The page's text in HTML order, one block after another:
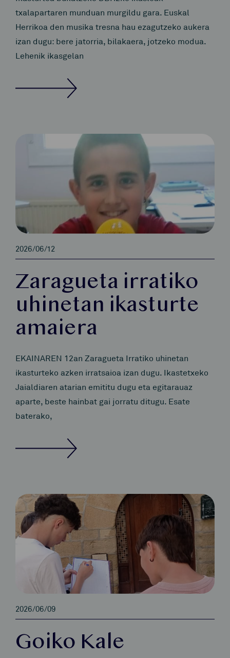
txalapartaren munduan murgildu gara. Euskal
Herrikoa den musika tresna hau ezagutzeko aukera
izan dugu: bere jatorria, bilakaera, jotzeko modua.
Lehenik ikasgelan
2026/06/12
Zaragueta irratiko
uhinetan ikasturte
amaiera
EKAINAREN 12an Zaragueta Irratiko uhinetan
ikasturteko azken irratsaioa izan dugu. Ikastetxeko
Jaialdiaren atarian emititu dugu eta egitarauaz
aparte, beste hainbat gai jorratu ditugu. Esate
baterako,
2026/06/09
Goiko Kale